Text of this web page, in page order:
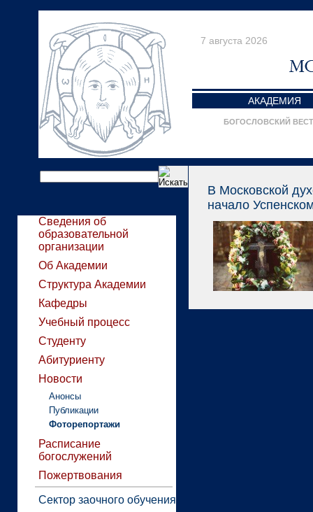
7 августа 2026
АКАДЕМИЯ
БОГОСЛОВСКИЙ
Сведения об
образовательной
организации
Об Академии
Структура Академии
Кафедры
Учебный процесс
Студенту
Абитуриенту
Новости
Анонсы
Публикации
Фоторепортажи
Расписание
богослужений
Пожертвования
Сектор заочного обучения
В Московской
начало